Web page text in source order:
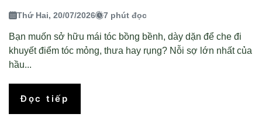
Thứ Hai, 20/07/2026 7 phút đọc
Bạn muốn sở hữu mái tóc bồng bềnh, dày dặn để che đi
khuyết điểm tóc mỏng, thưa hay rụng? Nỗi sợ lớn nhất của
hầu...
Đọc tiếp